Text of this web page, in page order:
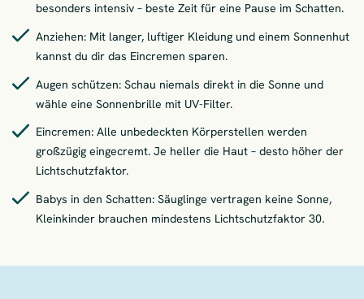
besonders intensiv – beste Zeit für eine Pause im Schatten.
Anziehen: Mit langer, luftiger Kleidung und einem Sonnenhut
kannst du dir das Eincremen sparen.
Augen schützen: Schau niemals direkt in die Sonne und
wähle eine Sonnenbrille mit UV-Filter.
Eincremen: Alle unbedeckten Körperstellen werden
großzügig eingecremt. Je heller die Haut – desto höher der
Lichtschutzfaktor.
Babys in den Schatten: Säuglinge vertragen keine Sonne,
Kleinkinder brauchen mindestens Lichtschutzfaktor 30.